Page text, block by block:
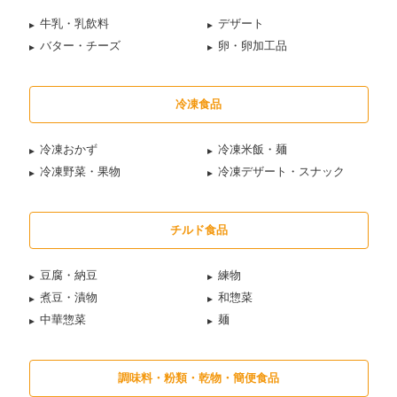
牛乳・乳飲料
デザート
バター・チーズ
卵・卵加工品
冷凍食品
冷凍おかず
冷凍米飯・麺
冷凍野菜・果物
冷凍デザート・スナック
チルド食品
豆腐・納豆
練物
煮豆・漬物
和惣菜
中華惣菜
麺
調味料・粉類・乾物・簡便食品